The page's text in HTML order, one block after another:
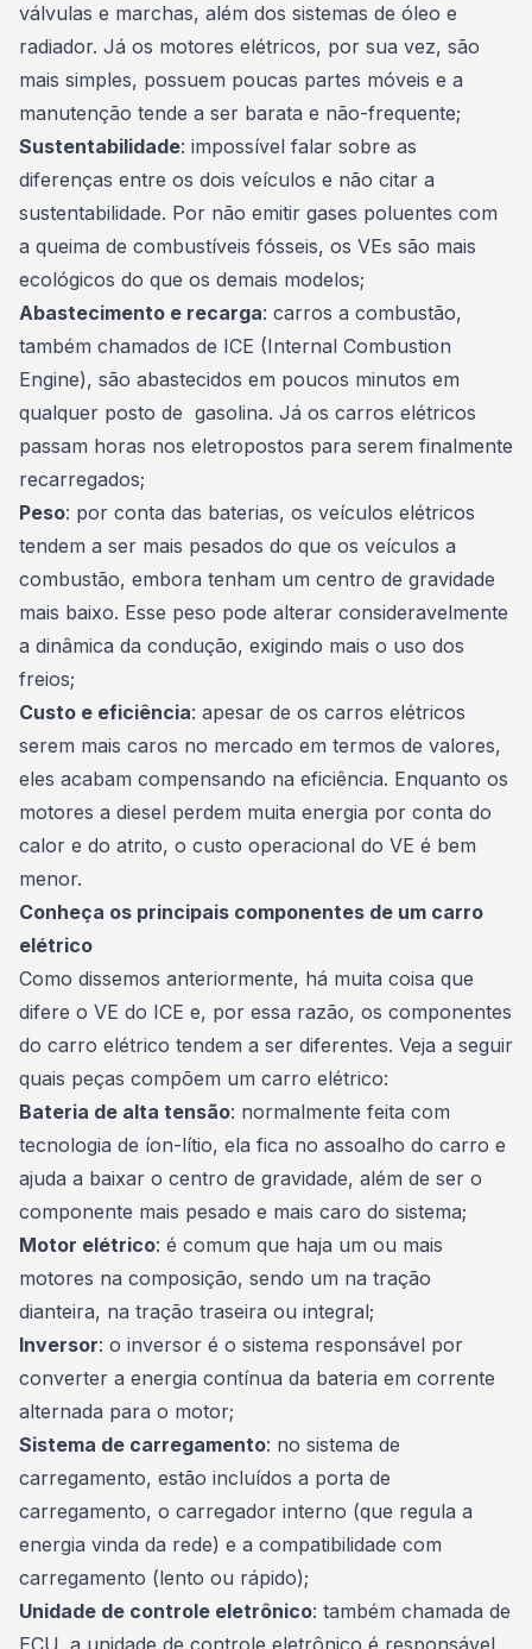
válvulas e marchas, além dos sistemas de óleo e
radiador. Já os motores elétricos, por sua vez, são
mais simples, possuem poucas partes móveis e a
manutenção tende a ser barata e não-frequente;
Sustentabilidade: impossível falar sobre as
diferenças entre os dois veículos e não citar a
sustentabilidade. Por não emitir gases poluentes com
a queima de combustíveis fósseis, os VEs são mais
ecológicos do que os demais modelos;
Abastecimento e recarga: carros a combustão,
também chamados de ICE (Internal Combustion
Engine), são abastecidos em poucos minutos em
qualquer posto de gasolina. Já os carros elétricos
passam horas nos eletropostos para serem finalmente
recarregados;
Peso: por conta das baterias, os veículos elétricos
tendem a ser mais pesados do que os veículos a
combustão, embora tenham um centro de gravidade
mais baixo. Esse peso pode alterar consideravelmente
a dinâmica da condução, exigindo mais o uso dos
freios;
Custo e eficiência: apesar de os carros elétricos
serem mais caros no mercado em termos de valores,
eles acabam compensando na eficiência. Enquanto os
motores a diesel perdem muita energia por conta do
calor e do atrito, o custo operacional do VE é bem
menor.
Conheça os principais componentes de um carro
elétrico
Como dissemos anteriormente, há muita coisa que
difere o VE do ICE e, por essa razão, os componentes
do carro elétrico tendem a ser diferentes. Veja a seguir
quais peças compõem um carro elétrico:
Bateria de alta tensão: normalmente feita com
tecnologia de íon-lítio, ela fica no assoalho do carro e
ajuda a baixar o centro de gravidade, além de ser o
componente mais pesado e mais caro do sistema;
Motor elétrico: é comum que haja um ou mais
motores na composição, sendo um na tração
dianteira, na tração traseira ou integral;
Inversor: o inversor é o sistema responsável por
converter a energia contínua da bateria em corrente
alternada para o motor;
Sistema de carregamento: no sistema de
carregamento, estão incluídos a porta de
carregamento, o carregador interno (que regula a
energia vinda da rede) e a compatibilidade com
carregamento (lento ou rápido);
Unidade de controle eletrônico: também chamada de
ECU, a unidade de controle eletrônico é responsável